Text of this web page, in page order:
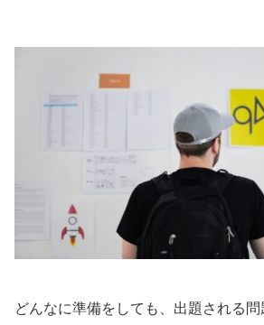
どんなに準備をしても、出題される